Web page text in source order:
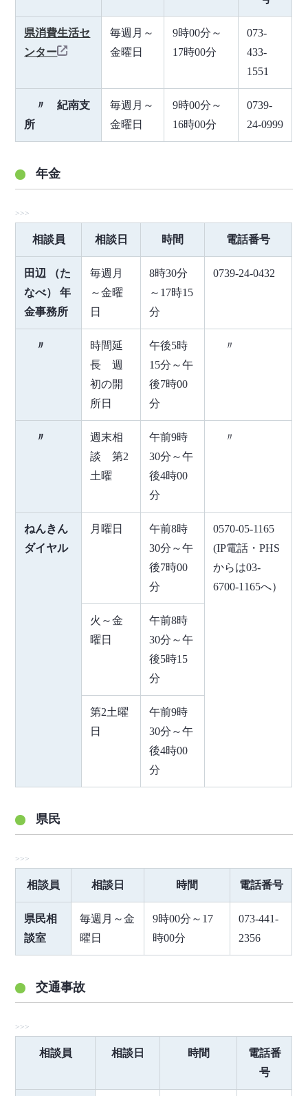
県消費生活セ
ンター
毎週月～
金曜日
9時00分～
17時00分
073-
433-
1551
〃 紀南支
所
毎週月～
金曜日
9時00分～
16時00分
0739-
24-0999
年金
相談員 相談日 時間 電話番号
田辺 （た
なべ） 年
金事務所
毎週月
～金曜
日
8時30分
～17時15
分
0739-24-0432
〃
時間延
長 週
初の開
所日
午後5時
15分～午
後7時00
分
〃
〃
週末相
談 第2
土曜
午前9時
30分～午
後4時00
分
〃
ねんきん
ダイヤル
月曜日
午前8時
30分～午
後7時00
分
0570-05-1165
(IP電話・PHS
からは03-
6700-1165へ）
火～金
曜日
午前8時
30分～午
後5時15
分
第2土曜
日
午前9時
30分～午
後4時00
分
県民
相談員 相談日 時間 電話番号
県民相
談室
毎週月～金
曜日
9時00分～17
時00分
073-441-
2356
交通事故
相談員 相談日 時間
電話番
号